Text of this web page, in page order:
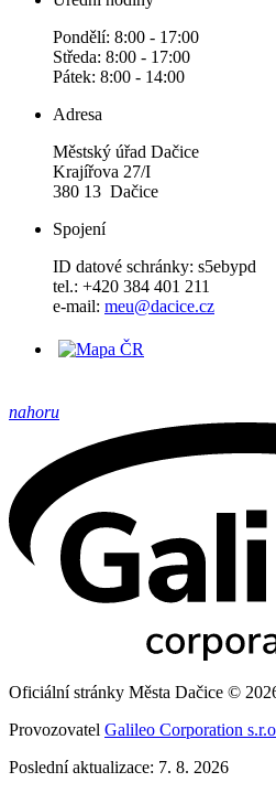
Pondělí: 8:00 - 17:00
Středa: 8:00 - 17:00
Pátek: 8:00 - 14:00
Adresa
Městský úřad Dačice
Krajířova 27/I
380 13 Dačice
Spojení
ID datové schránky: s5ebypd
tel.: +420 384 401 211
e-mail: meu@dacice.cz
nahoru
Oficiální stránky Města Dačice ©
Provozovatel Galileo Corporation
Poslední aktualizace: 7. 8. 2026